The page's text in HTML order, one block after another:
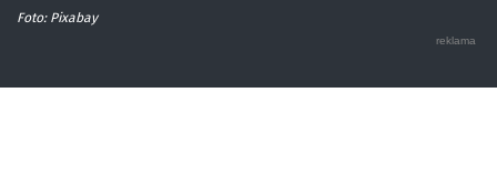
Foto: Pixabay